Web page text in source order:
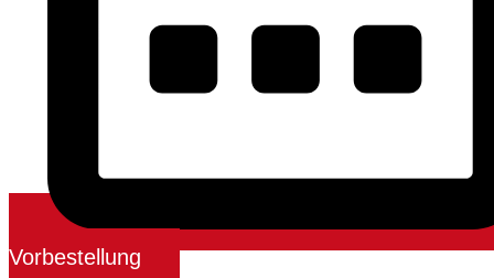
Vorbestellung